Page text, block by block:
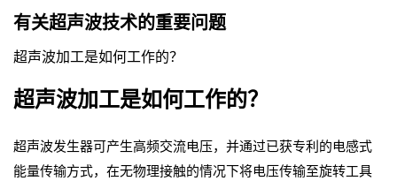
有关超声波技术的重要问题
超声波加工是如何工作的？
超声波加工是如何工作的？
超声波发生器可产生高频交流电压，并通过已获专利的电感式
能量传输方式，在无物理接触的情况下将电压传输至旋转工具